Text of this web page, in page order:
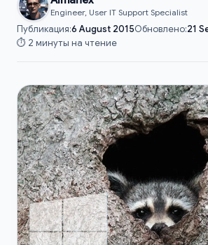
Engineer, User IT Support Specialist
Публикация:6 August 2015Обновлено:21
⏱️ 2 минуты на чтение